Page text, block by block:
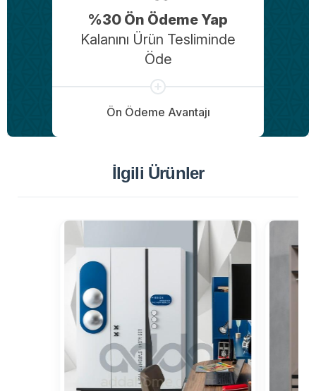
%30 Ön Ödeme Yap
Kalanını Ürün Tesliminde
Öde
Ön Ödeme Avantajı
İlgili Ürünler